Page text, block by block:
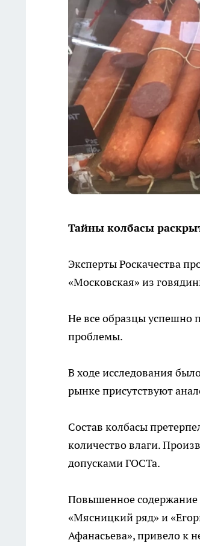
Тайны колбасы
Эксперты Роскачества
«Московская» из
Не все образцы успешно
проблемы.
В ходе исследования
рынке присутствуют
Состав колбасы
количество влаги.
допусками ГОСТа.
Повышенное содержание
«Мясницкий ряд» и
Афанасьева», привело к